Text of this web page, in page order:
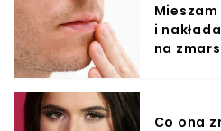
i
na
Co ona